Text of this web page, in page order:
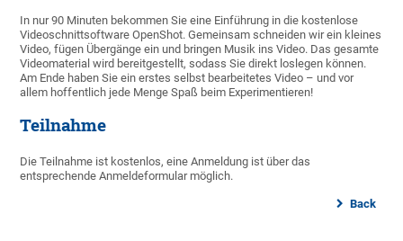
In nur 90 Minuten bekommen Sie eine Einführung in die kostenlose
Videoschnittsoftware OpenShot. Gemeinsam schneiden wir ein kleines
Video, fügen Übergänge ein und bringen Musik ins Video. Das gesamte
Videomaterial wird bereitgestellt, sodass Sie direkt loslegen können.
Am Ende haben Sie ein erstes selbst bearbeitetes Video – und vor
allem hoffentlich jede Menge Spaß beim Experimentieren!
Teilnahme
Die Teilnahme ist kostenlos, eine Anmeldung ist über das
entsprechende Anmeldeformular möglich.
Back